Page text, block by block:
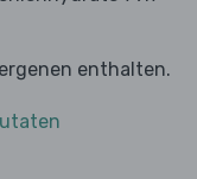
enthalten.